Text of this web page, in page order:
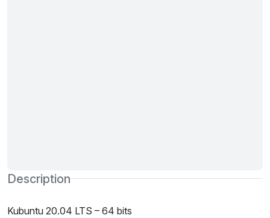
Description
Kubuntu 20.04 LTS – 64 bits